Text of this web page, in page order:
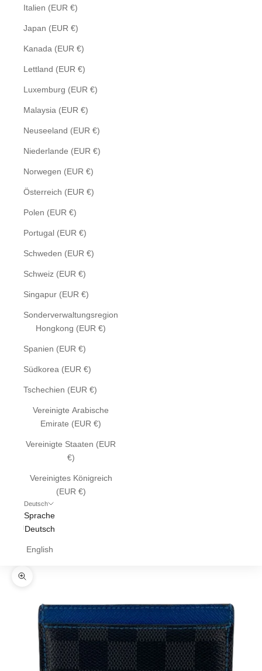
Italien (EUR €)
Japan (EUR €)
Kanada (EUR €)
Lettland (EUR €)
Luxemburg (EUR €)
Malaysia (EUR €)
Neuseeland (EUR €)
Niederlande (EUR €)
Norwegen (EUR €)
Österreich (EUR €)
Polen (EUR €)
Portugal (EUR €)
Schweden (EUR €)
Schweiz (EUR €)
Singapur (EUR €)
Sonderverwaltungsregion
Hongkong (EUR €)
Spanien (EUR €)
Südkorea (EUR €)
Tschechien (EUR €)
Vereinigte Arabische
Emirate (EUR €)
Vereinigte Staaten (EUR
€)
Vereinigtes Königreich
(EUR €)
Deutsch
Sprache
Deutsch
English
Bild vergrößern